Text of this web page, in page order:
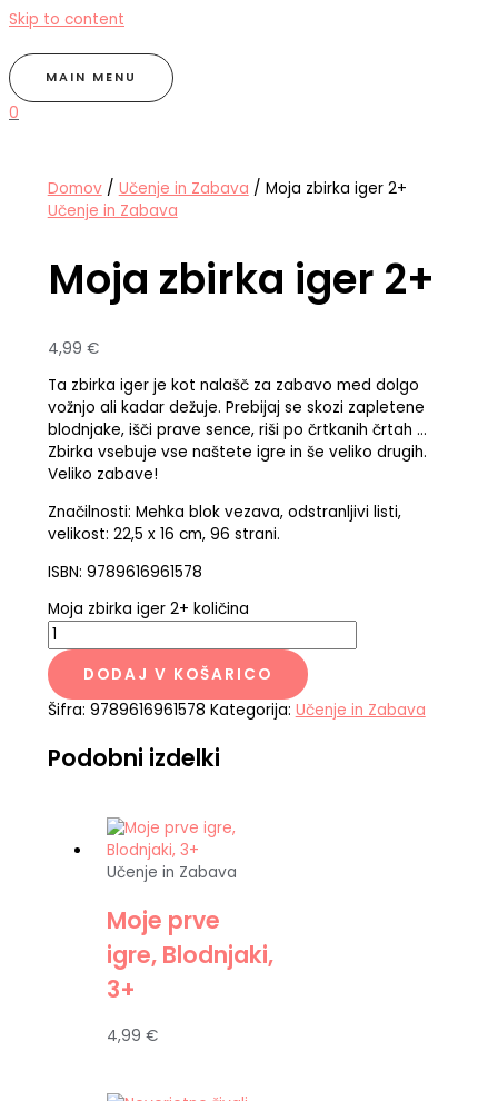
Skip to content
MAIN MENU
0
Domov/ Učenje in Zabava / Moja zbirka iger 2+
Učenje in Zabava
Moja zbirka iger 2+
4,99 €
Ta zbirka iger je kot nalašč za zabavo med dolgo
vožnjo ali kadar dežuje. Prebijaj se skozi zapletene
blodnjake, išči prave sence, riši po črtkanih črtah …
Zbirka vsebuje vse naštete igre in še veliko drugih.
Veliko zabave!
Značilnosti: Mehka blok vezava, odstranljivi listi,
velikost: 22,5 x 16 cm, 96 strani.
ISBN: 9789616961578
Moja zbirka iger 2+ količina
DODAJ V KOŠARICO
Šifra: 9789616961578 Kategorija: Učenje in Zabava
Podobni izdelki
Učenje in Zabava
Moje prve
igre, Blodnjaki,
3+
4,99€